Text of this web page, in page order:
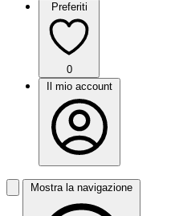
Preferiti
0
Il mio account
Mostra la navigazione